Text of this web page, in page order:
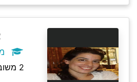
2 משובים